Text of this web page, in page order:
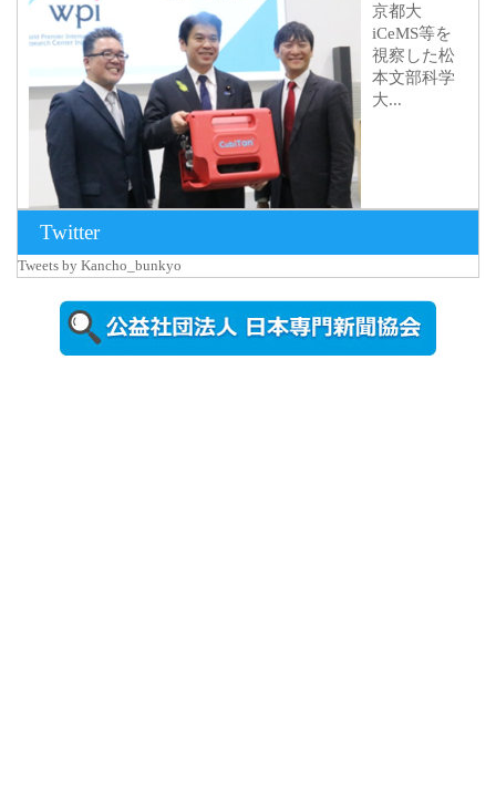
京都大
iCeMS等を
視察した松
本文部科学
大...
2026年8月5日
更新
農工大で大
Twitter
Tweets by Kancho_bunkyo